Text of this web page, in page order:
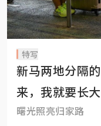
特写
新马两地分隔
来，我就要长
曙光照亮归家路